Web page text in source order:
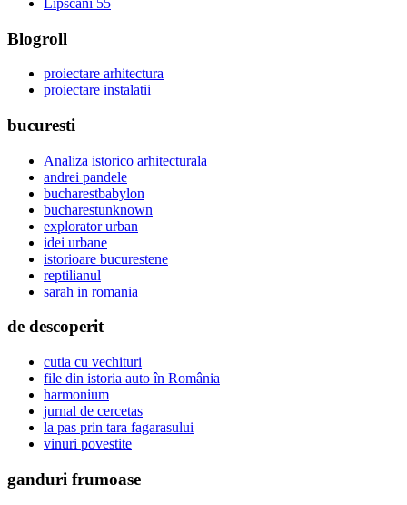
Blogroll
proiectare arhitectura
proiectare instalatii
bucuresti
Analiza istorico arhitecturala
andrei pandele
bucharestbabylon
bucharestunknown
explorator urban
idei urbane
istorioare bucurestene
reptilianul
sarah in romania
de descoperit
cutia cu vechituri
file din istoria auto în România
harmonium
jurnal de cercetas
la pas prin tara fagarasului
vinuri povestite
ganduri frumoase